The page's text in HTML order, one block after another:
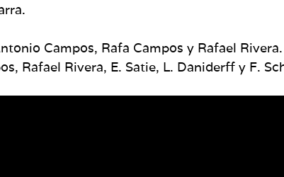
Campos, Rafa Campos y Rafael
Rafael Rivera, E. Satie, L. Daniderff y F.